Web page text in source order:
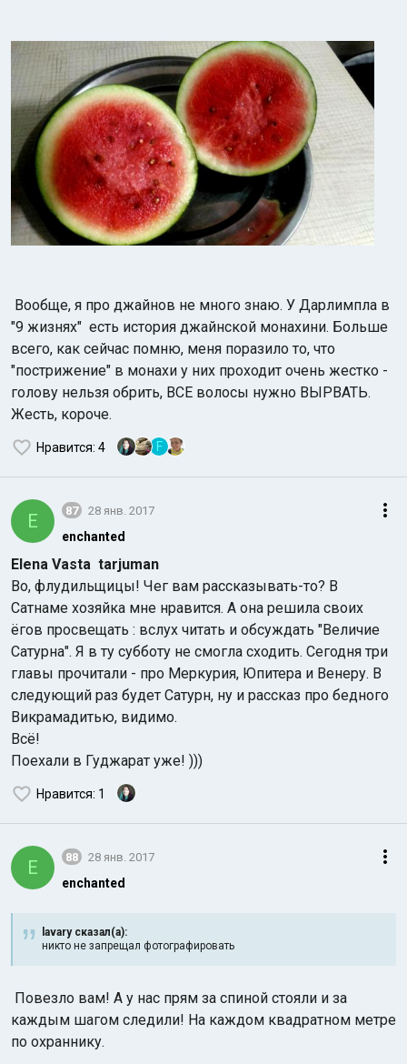
Вообще, я про джайнов не много знаю. У Дарлимпла в
"9 жизнях" есть история джайнской монахини. Больше
всего, как сейчас помню, меня поразило то, что
"пострижение" в монахи у них проходит очень жестко -
голову нельзя обрить, ВСЕ волосы нужно ВЫРВАТЬ.
Жесть, короче.
Нравится: 4 F
E 87 28 янв. 2017
enchanted
Elena Vasta tarjuman
Во, флудильщицы! Чег вам рассказывать-то? В
Сатнаме хозяйка мне нравится. А она решила своих
ёгов просвещать : вслух читать и обсуждать "Величие
Сатурна". Я в ту субботу не смогла сходить. Сегодня три
главы прочитали - про Меркурия, Юпитера и Венеру. В
следующий раз будет Сатурн, ну и рассказ про бедного
Викрамадитью, видимо.
Всё!
Поехали в Гуджарат уже! )))
Нравится: 1
E 88 28 янв. 2017
enchanted
lavary сказал(а):
никто не запрещал фотографировать
Повезло вам! А у нас прям за спиной стояли и за
каждым шагом следили! На каждом квадратном метре
по охраннику.